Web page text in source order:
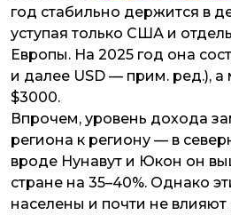
год стабильно держится в
уступая только США и
Европы. На 2025 год она
и далее USD — прим. ред.),
$3000.
Впрочем, уровень дохода
региона к региону — в
вроде Нунавут и Юкон он
стране на 35–40%. Однако
населены и почти не